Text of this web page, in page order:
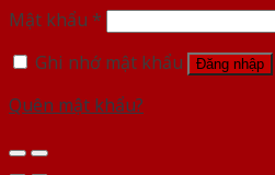
Mật khẩu *
Ghi nhớ mật khẩu
Đăng nhập
Quên mật khẩu?